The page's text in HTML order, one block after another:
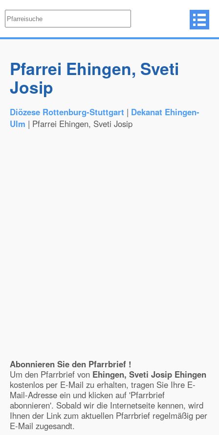
Pfarrei Ehingen, Sveti
Josip
Diözese Rottenburg-Stuttgart | Dekanat Ehingen-
Ulm | Pfarrei Ehingen, Sveti Josip
Abonnieren Sie den Pfarrbrief !
Um den Pfarrbrief von Ehingen, Sveti Josip Ehingen
kostenlos per E-Mail zu erhalten, tragen Sie Ihre E-
Mail-Adresse ein und klicken auf 'Pfarrbrief
abonnieren'. Sobald wir die Internetseite kennen, wird
Ihnen der Link zum aktuellen Pfarrbrief regelmäßig per
E-Mail zugesandt.